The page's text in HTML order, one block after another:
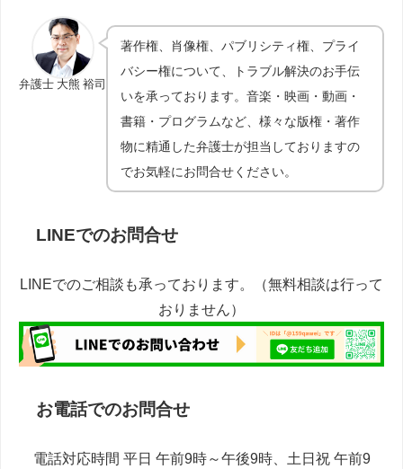
弁護士 大熊 裕司
著作権、肖像権、パブリシティ権、プライ
バシー権について、トラブル解決のお手伝
いを承っております。音楽・映画・動画・
書籍・プログラムなど、様々な版権・著作
物に精通した弁護士が担当しておりますの
でお気軽にお問合せください。
LINEでのお問合せ
LINEでのご相談も承っております。（無料相談は行って
おりません）
お電話でのお問合せ
電話対応時間 平日 午前9時～午後9時、土日祝 午前9